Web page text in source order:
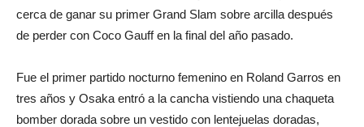
cerca de ganar su primer Grand Slam sobre arcilla después
de perder con Coco Gauff en la final del año pasado.
Fue el primer partido nocturno femenino en Roland Garros en
tres años y Osaka entró a la cancha vistiendo una chaqueta
bomber dorada sobre un vestido con lentejuelas doradas,